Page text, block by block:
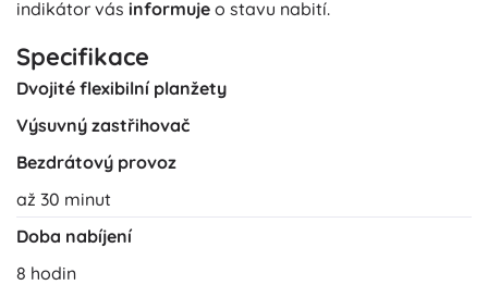
indikátor vás informuje o stavu nabití.
Specifikace
Dvojité flexibilní planžety
Výsuvný zastřihovač
Bezdrátový provoz
až 30 minut
Doba nabíjení
8 hodin